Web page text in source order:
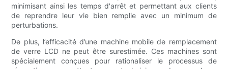
minimisant ainsi les temps d'arrêt et permettant aux clients
de reprendre leur vie bien remplie avec un minimum de
perturbations.
De plus, l’efficacité d’une machine mobile de remplacement
de verre LCD ne peut être surestimée. Ces machines sont
spécialement conçues pour rationaliser le processus de